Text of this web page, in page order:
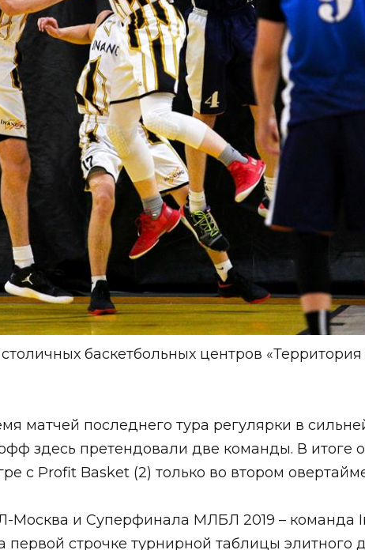
баскетбольных центров
матчей последнего тура регулярки в
здесь претендовали две команды. В итоге
с Profit Basket (2) только во втором овертайме
и Суперфинала МЛБЛ 2019 – команда
строчке турнирной таблицы элитного